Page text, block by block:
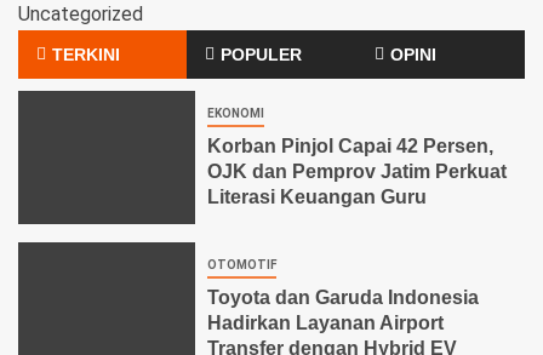
Uncategorized
TERKINI POPULER OPINI
EKONOMI
Korban Pinjol Capai 42 Persen,
OJK dan Pemprov Jatim Perkuat
Literasi Keuangan Guru
OTOMOTIF
Toyota dan Garuda Indonesia
Hadirkan Layanan Airport
Transfer dengan Hybrid EV